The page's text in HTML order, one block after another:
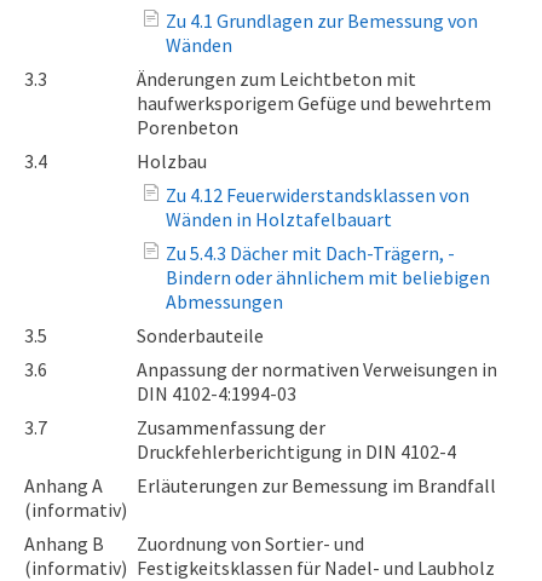
Zu 4.1 Grundlagen zur Bemessung von
Wänden
3.3
Änderungen zum Leichtbeton mit
haufwerksporigem Gefüge und bewehrtem
Porenbeton
3.4
Holzbau
Zu 4.12 Feuerwiderstandsklassen von
Wänden in Holztafelbauart
Zu 5.4.3 Dächer mit Dach-Trägern, -
Bindern oder ähnlichem mit beliebigen
Abmessungen
3.5
Sonderbauteile
3.6
Anpassung der normativen Verweisungen in
DIN 4102-4:1994-03
3.7
Zusammenfassung der
Druckfehlerberichtigung in DIN 4102-4
Anhang A
(informativ)
Erläuterungen zur Bemessung im Brandfall
Anhang B
(informativ)
Zuordnung von Sortier- und
Festigkeitsklassen für Nadel- und Laubholz